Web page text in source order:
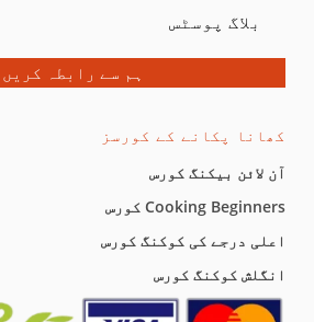
بلاگ پوسٹس
ہم سے رابطہ کریں۔
کھانا پکانے کے کورسز
آن لائن بیکنگ کورس
Cooking Beginners کورس
اعلی درجے کی کوکنگ کورس
انگلش کوکنگ کورس